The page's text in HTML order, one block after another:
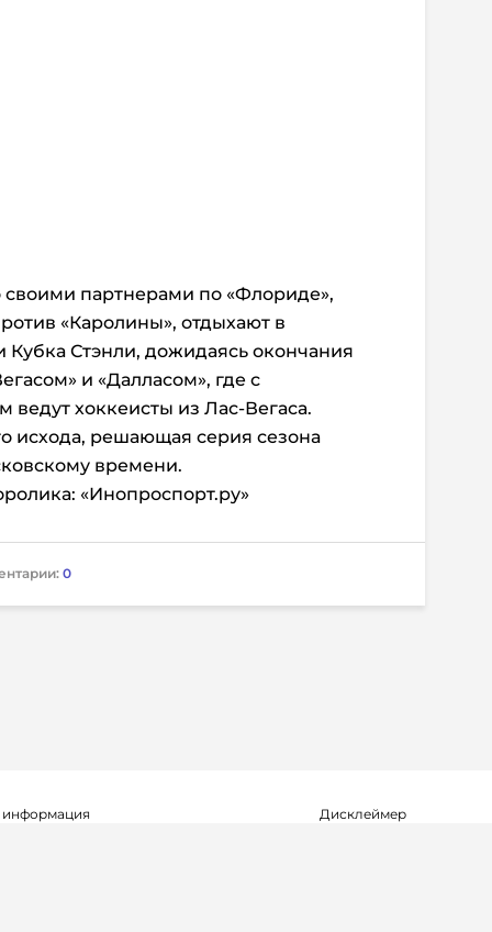
партнерами по «Флориде»,
«Каролины», отдыхают в
Стэнли, дожидаясь окончания
и «Далласом», где с
хоккеисты из Лас-Вегаса.
исхода, решающая серия сезона
времени.
«Инопроспорт.ру»
0
Дисклеймер